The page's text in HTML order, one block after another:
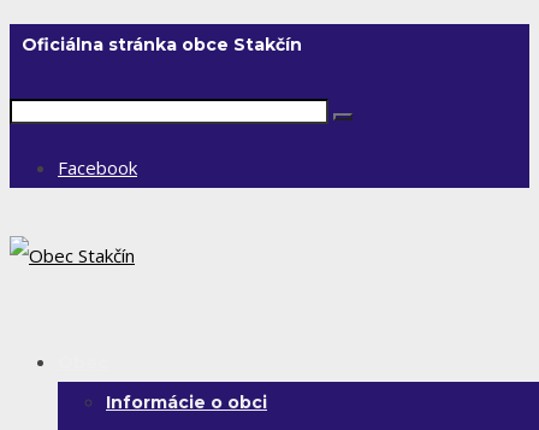
Oficiálna stránka obce Stakčín
Facebook
Informácie o obci